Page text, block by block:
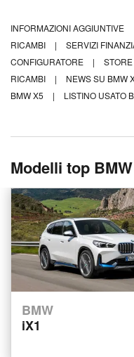
INFORMAZIONI AGGIUNTIVE
RICAMBI
| SERVIZI
CONFIGURATORE
| STORE
RICAMBI
| NEWS SU BMW
BMW X5
| LISTINO USATO
Modelli top BMW
BMW
iX1